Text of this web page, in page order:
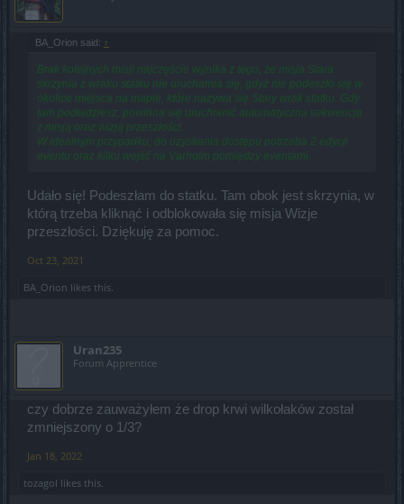
BA_Orion said: ↑
Brak kolejnych misji najczęście wynika z tego, że misja Stara
skrzynia z wraku statku nie uruchamia się, gdyż nie podeszło się w
okolice miejsca na mapie, które nazywa się Stary wrak statku . Gdy
tam podejdziesz, powinna się uruchomić automatyczna sekwencja
z misją oraz wizją przeszłości.
W idealnym przypadku, do uzyskania dostępu potrzeba 2 edycji
eventu oraz kilku wejść na Varholm pomiędzy eventami.
Udało się! Podeszłam do statku. Tam obok jest skrzynia, w
którą trzeba kliknąć i odblokowała się misja Wizje
przeszłości. Dziękuję za pomoc.
Oct 23, 2021
BA_Orion likes this.
Uran235
Forum Apprentice
czy dobrze zauważyłem że drop krwi wilkołaków został
zmniejszony o 1/3?
Jan 18, 2022
tozagol likes this.